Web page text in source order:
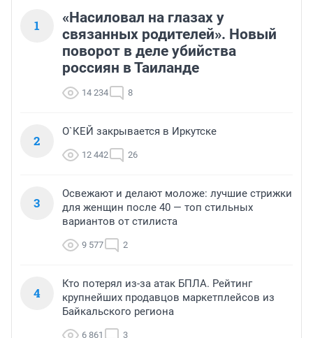
1
«Насиловал на глазах у
связанных родителей». Новый
поворот в деле убийства
россиян в Таиланде
14 234 8
2
О`КЕЙ закрывается в Иркутске
12 442 26
3
Освежают и делают моложе: лучшие стрижки
для женщин после 40 — топ стильных
вариантов от стилиста
9 577 2
4
Кто потерял из-за атак БПЛА. Рейтинг
крупнейших продавцов маркетплейсов из
Байкальского региона
6 861 3